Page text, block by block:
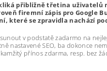
přibližně třetina uživatelů
firemní zápis pro Google
které se zpravidla nachází
v podstatě zadarmo na
nastavené SEO, ba dokonce
přínos zdarma, resp. bez